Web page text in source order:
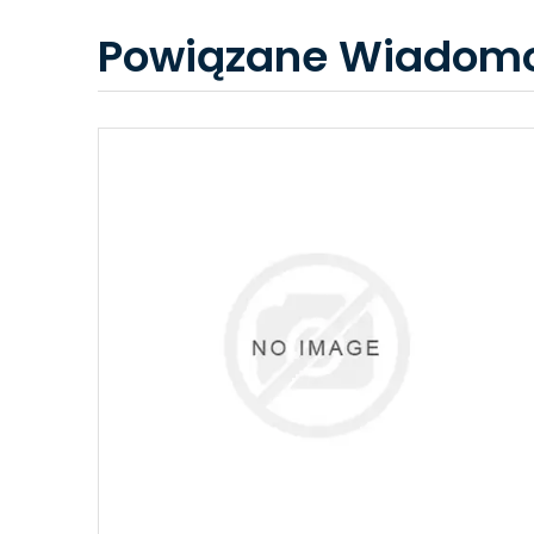
Powiązane